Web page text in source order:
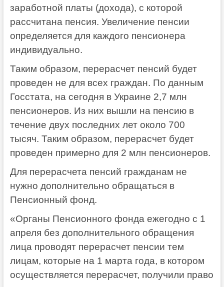
заработной платы (дохода), с которой
рассчитана пенсия. Увеличение пенсии
определяется для каждого пенсионера
индивидуально.
Таким образом, перерасчет пенсий будет
проведен не для всех граждан. По данным
Госстата, на сегодня в Украине 2,7 млн
пенсионеров. Из них вышли на пенсию в
течение двух последних лет около 700
тысяч. Таким образом, перерасчет будет
проведен примерно для 2 млн пенсионеров.
Для перерасчета пенсий гражданам не
нужно дополнительно обращаться в
Пенсионный фонд.
«Органы Пенсионного фонда ежегодно с 1
апреля без дополнительного обращения
лица проводят перерасчет пенсии тем
лицам, которые на 1 марта года, в котором
осуществляется перерасчет, получили право